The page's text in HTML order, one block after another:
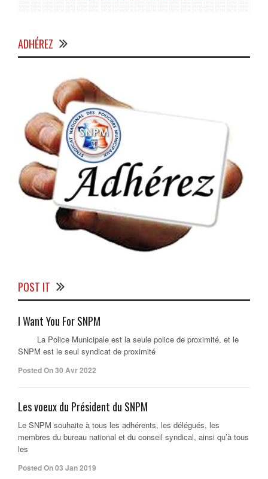
ADHÉREZ
POST IT
I Want You For SNPM
La Police Municipale est la seule police de proximité, et le
SNPM est le seul syndicat de proximité
Posted On 30 Avr 2022
Les voeux du Président du SNPM
Le SNPM souhaite à tous les adhérents, les délégués, les
membres du bureau national et du conseil syndical, ainsi qu’à tous
les
Posted On 03 Jan 2019